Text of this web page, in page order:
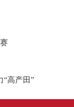
“高产田”